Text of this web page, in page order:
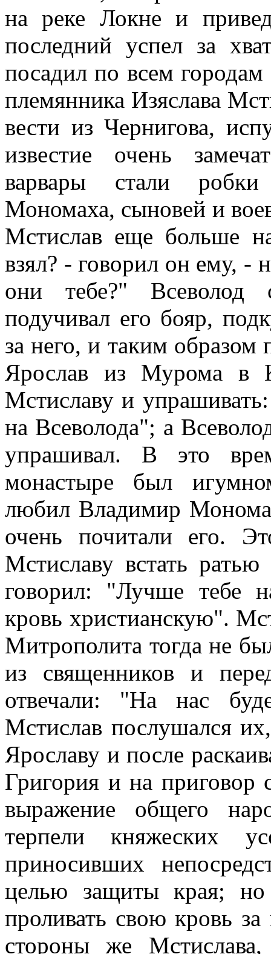
на реке Локне и
последний успел за
посадил по всем
племянника Изяслава
вести из Чернигова,
известие очень
варвары стали
Мономаха, сыновей и
Мстислав еще больше
взял? - говорил он ему, -
они тебе?" Всеволод
подучивал его бояр,
за него, и таким
Ярослав из Мурома в
Мстиславу и
на Всеволода"; а
упрашивал. В это
монастыре был
любил Владимир
очень почитали его.
Мстиславу встать
говорил: "Лучше тебе
кровь христианскую".
Митрополита тогда не
из священников и
отвечали: "На нас
Мстислав послушался
Ярославу и после
Григория и на приговор
выражение общего
терпели княжеских
приносивших
целью защиты края; но
проливать свою кровь
стороны же